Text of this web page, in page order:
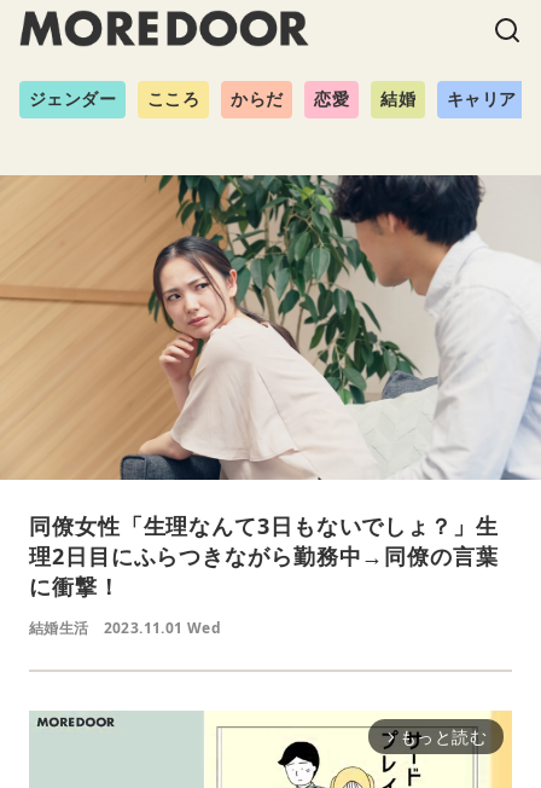
ジェンダー こころ からだ 恋愛 結婚 キャリア
同僚女性「生理なんて3日もないでしょ？」生
理2日目にふらつきながら勤務中→同僚の言葉
に衝撃！
結婚生活 2023.11.01 Wed
arrow_forward_ios もっと読む